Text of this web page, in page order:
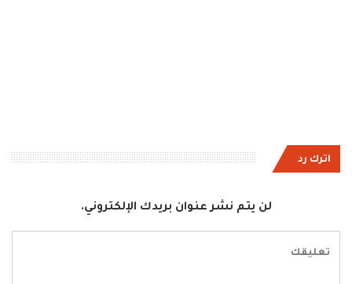
اترك رد
لن يتم نشر عنوان بريدك الإلكتروني.